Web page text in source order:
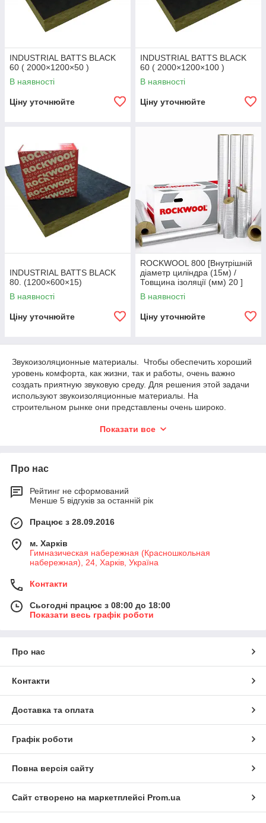
INDUSTRIAL BATTS BLACK
60 ( 2000×1200×50 )
В наявності
Ціну уточнюйте
INDUSTRIAL BATTS BLACK
60 ( 2000×1200×100 )
В наявності
Ціну уточнюйте
INDUSTRIAL BATTS BLACK
80. (1200×600×15)
В наявності
Ціну уточнюйте
ROCKWOOL 800 [Внутрішній
діаметр циліндра (15м) /
Товщина ізоляції (мм) 20 ]
В наявності
Ціну уточнюйте
Звукоизоляционные материалы. Чтобы обеспечить хороший
уровень комфорта, как жизни, так и работы, очень важно
создать приятную звуковую среду. Для решения этой задачи
используют звукоизоляционные материалы. На
строительном рынке они представлены очень широко.
применения, стоимость, объем работ и т. д. Причем, в ряде
Матеріали для шумоізоляції Звукоізоляційні матеріали
бувають наступних видів: звукоизоляционный акустический
герметик;звукоизоляционные плиты из
пенополиуретана;звукоизоляционные подложки под
полов;звукопоглощающий линолеум;звукоизоляционная
лента для демпфирования колебаний;звукоизолционный
герметик;звукоизоляционный поролон;негорючие
звукопоглощающие плиты из минеральной
ваты;звукоизоляционные панели;самоклеящийся рулонный
битума;шумоизоляционные маты для плавающих
полов;звукоизолирующая основа для плавающих
полов;виброгасящая и звукопоглощающая
мастика;напыляемая жидкая звукоизоляция на основі
Показати все
Про нас
Рейтинг не сформований
Менше 5 відгуків за останній рік
Працює з 28.09.2016
м. Харків
Гимназическая набережная (Красношкольная
набережная), 24, Харків, Україна
Контакти
Сьогодні працює з 08:00 до 18:00
Показати весь графік роботи
Про нас
Контакти
Доставка та оплата
Графік роботи
Повна версія сайту
Сайт створено на маркетплейсі Prom.ua